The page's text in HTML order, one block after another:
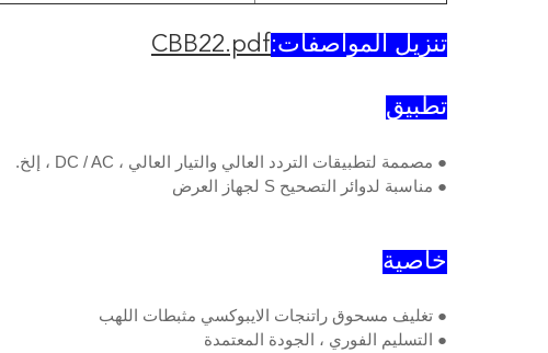
تنزيل المواصفات:CBB22.pdf
تطبيق
● مصممة لتطبيقات التردد العالي والتيار العالي ، DC / AC ، إلخ.
● مناسبة لدوائر التصحيح S لجهاز العرض
خاصية
● تغليف مسحوق راتنجات الايبوكسي مثبطات اللهب
● التسليم الفوري ، الجودة المعتمدة